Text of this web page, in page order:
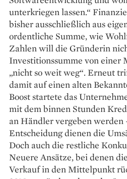
unterkriegen lassen.“
bisher ausschließlich aus
ordentliche Summe, wie
Zahlen will die Gründerin
Investitionssumme von einer
„nicht so weit weg“. Erneut
damit auf einen alten
Boost startete das
mit dem binnen Stunden
an Händler vergeben werden
Entscheidung dienen die
Doch auch die restliche
Neuere Ansätze, bei denen
Verkauf in den Mittelpunkt